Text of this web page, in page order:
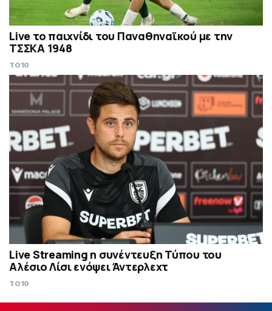
Live το παιχνίδι του Παναθηναϊκού με την
ΤΣΣΚΑ 1948
TO10
Live Streaming η συνέντευξη Τύπου του
Αλέσιο Λίσι ενόψει Άντερλεχτ
TO10